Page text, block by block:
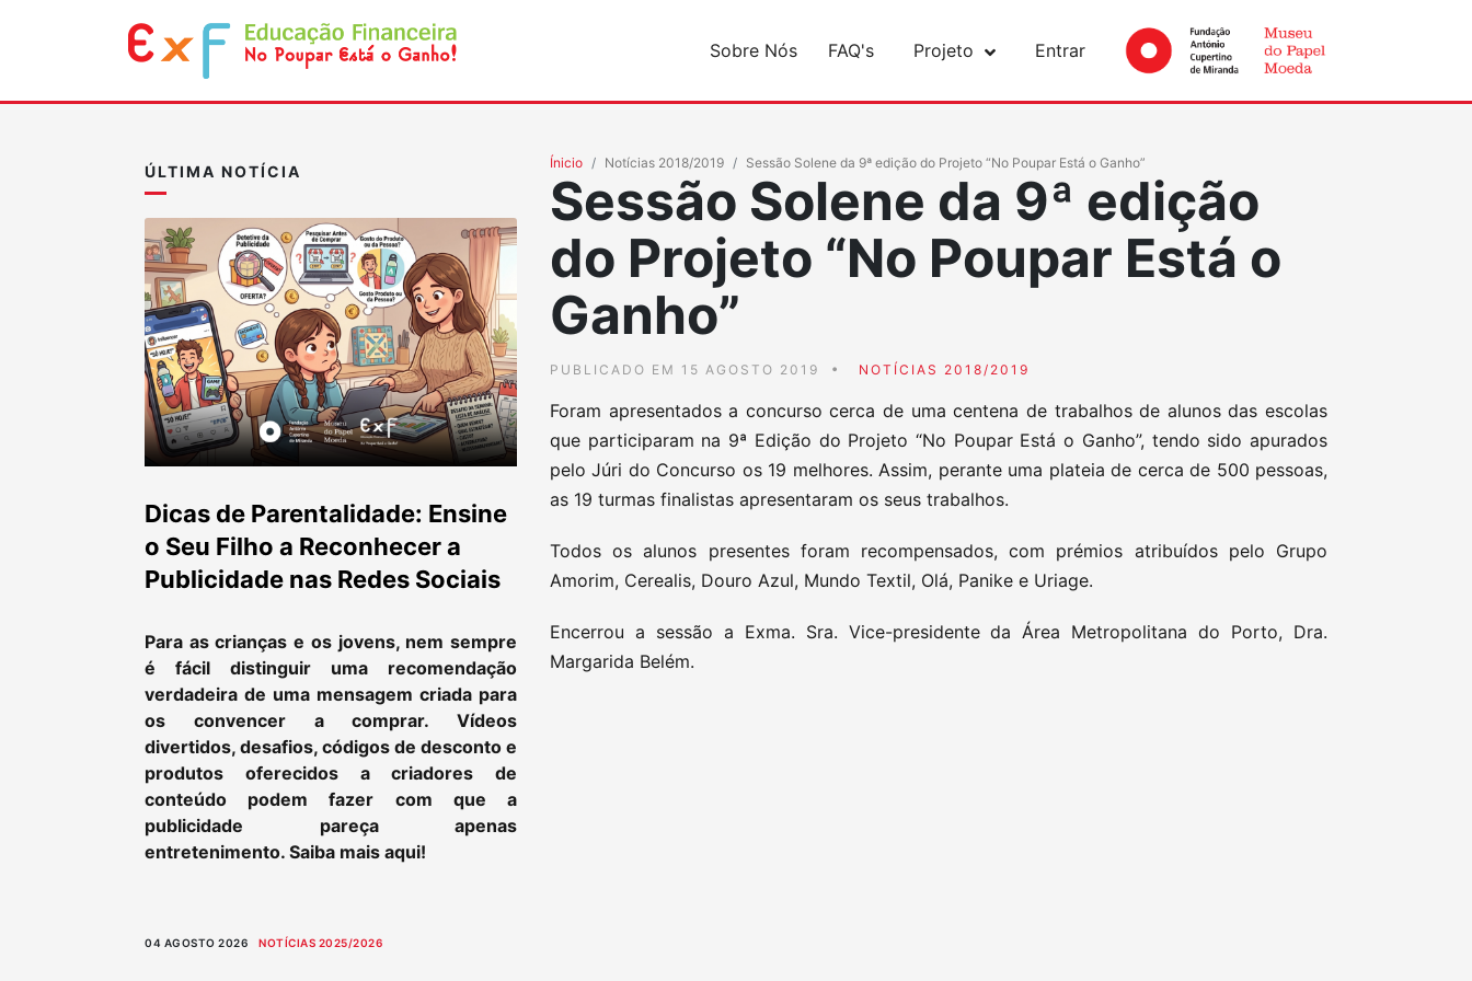
Sobre Nós FAQ's Projeto Entrar
ÚLTIMA NOTÍCIA
Dicas de Parentalidade: Ensine
o Seu Filho a Reconhecer a
Publicidade nas Redes Sociais
Para as crianças e os jovens, nem sempre
é fácil distinguir uma recomendação
verdadeira de uma mensagem criada para
os convencer a comprar. Vídeos
divertidos, desafios, códigos de desconto e
produtos oferecidos a criadores de
conteúdo podem fazer com que a
publicidade pareça apenas
entretenimento. Saiba mais aqui!
04 AGOSTO 2026 NOTÍCIAS 2025/2026
Ínicio Notícias 2018/2019 Sessão Solene da 9ª edição do Projeto “No Poupar Está o Ganho”
Sessão Solene da 9ª edição
do Projeto “No Poupar Está o
Ganho”
PUBLICADO EM 15 AGOSTO 2019 NOTÍCIAS 2018/2019
Foram apresentados a concurso cerca de uma centena de trabalhos de alunos das escolas
que participaram na 9ª Edição do Projeto “No Poupar Está o Ganho”, tendo sido apurados
pelo Júri do Concurso os 19 melhores. Assim, perante uma plateia de cerca de 500 pessoas,
as 19 turmas finalistas apresentaram os seus trabalhos.
Todos os alunos presentes foram recompensados, com prémios atribuídos pelo Grupo
Amorim, Cerealis, Douro Azul, Mundo Textil, Olá, Panike e Uriage.
Encerrou a sessão a Exma. Sra. Vice-presidente da Área Metropolitana do Porto, Dra.
Margarida Belém.